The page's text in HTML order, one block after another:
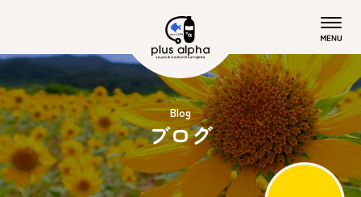
Blog
ブログ